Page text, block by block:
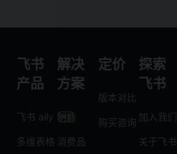
飞书
产品
飞书 aily
多维表格
解决
方案
制造
消费品
定价
版本对比
购买咨询
探索
飞书
加入我们
关于飞书